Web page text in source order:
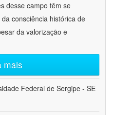
desse campo têm se
consciência histórica de
da valorização e
mais
Federal de Sergipe - SE